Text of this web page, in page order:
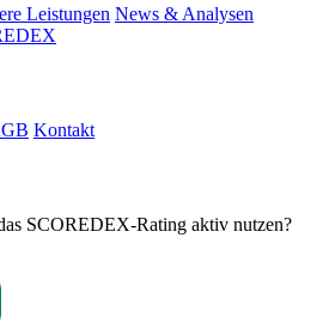
Leistungen News & Analysen
Kontakt
SCOREDEX-Rating aktiv nutzen?